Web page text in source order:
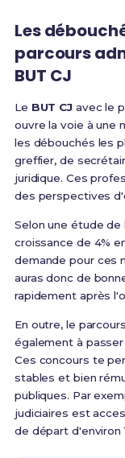
Les
parcours
BUT CJ
Le BUT CJ avec le
ouvre la voie à une
les débouchés les
greffier, de
juridique. Ces
des perspectives
Selon une étude de
croissance de 4%
demande pour ces
auras donc de
rapidement après
En outre, le
également à
Ces concours te
stables et bien
publiques. Par
judiciaires est
de départ d'environ